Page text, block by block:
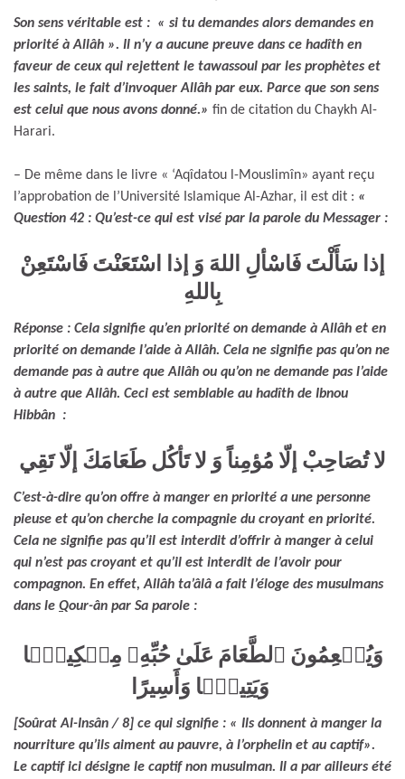
Son sens véritable est : « si tu demandes alors demandes en
priorité à Allâh ». Il n’y a aucune preuve dans ce hadîth en
faveur de ceux qui rejettent le tawassoul par les prophètes et
les saints, le fait d’invoquer Allâh par eux. Parce que son sens
est celui que nous avons donné.» fin de citation du Chaykh Al-
Harari.
– De même dans le livre « ‘Aqîdatou l-Mouslimîn» ayant reçu
l’approbation de l’Université Islamique Al-Azhar, il est dit : «
Question 42 : Qu’est-ce qui est visé par la parole du Messager :
إذا سَأَلْتَ فَاسْألِ اللهَ وَ إذا اسْتَعَنْتَ فَاسْتَعِنْ
بِاللهِ
Réponse : Cela signifie qu’en priorité on demande à Allâh et en
priorité on demande l’aide à Allâh. Cela ne signifie pas qu’on ne
demande pas à autre que Allâh ou qu’on ne demande pas l’aide
à autre que Allâh. Ceci est semblable au hadîth de Ibnou
Hibbân :
لا تُصَاحِبْ إلّا مُؤمِناً وَ لا تَأكُل طَعَامَكَ إلّا تَقِي
C’est-à-dire qu’on offre à manger en priorité a une personne
pieuse et qu’on cherche la compagnie du croyant en priorité.
Cela ne signifie pas qu’il est interdit d’offrir à manger à celui
qui n’est pas croyant et qu’il est interdit de l’avoir pour
compagnon. En effet, Allâh ta’âlâ a fait l’éloge des musulmans
dans le Qour-ân par Sa parole :
وَيُطۡعِمُونَ ٱلطَّعَامَ عَلَىٰ حُبِّهِۦ مِسۡكِينً۬ا
وَيَتِيمً۬ا وَأَسِيرًا
[Soûrat Al-Insân / 8] ce qui signifie : « Ils donnent à manger la
nourriture qu’ils aiment au pauvre, à l’orphelin et au captif».
Le captif ici désigne le captif non musulman. Il a par ailleurs été